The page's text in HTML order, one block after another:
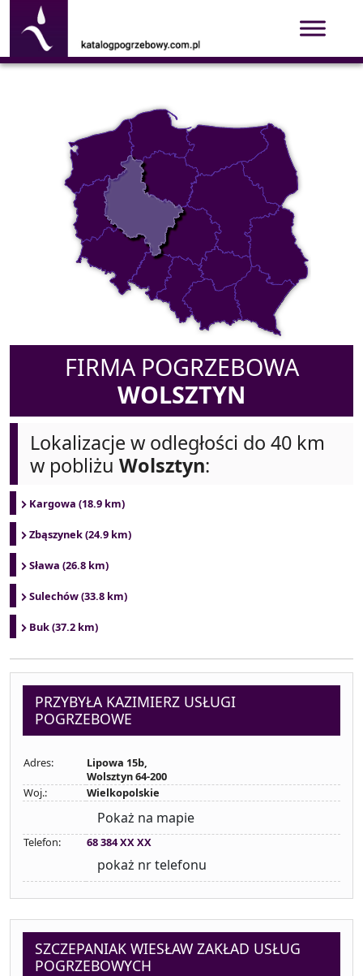
FIRMA POGRZEBOWA
WOLSZTYN
Lokalizacje w odległości do 40 km
w pobliżu Wolsztyn:
Kargowa (18.9 km)
Zbąszynek (24.9 km)
Sława (26.8 km)
Sulechów (33.8 km)
Buk (37.2 km)
PRZYBYŁA KAZIMIERZ USŁUGI
POGRZEBOWE
Adres:
Lipowa 15b,
Wolsztyn 64-200
Woj.:
Wielkopolskie
Pokaż na mapie
Telefon: 68 384 XX XX
pokaż nr telefonu
SZCZEPANIAK WIESŁAW ZAKŁAD USŁUG
POGRZEBOWYCH